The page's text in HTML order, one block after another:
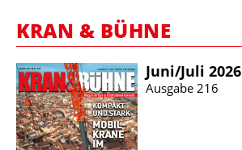
KRAN & BÜHNE
Juni/​Juli 2026
Ausgabe 216